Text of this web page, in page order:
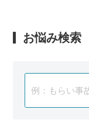
お悩み検索